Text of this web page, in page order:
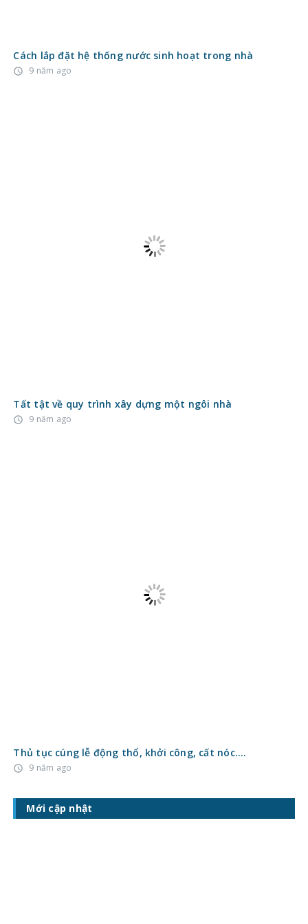
Cách lắp đặt hệ thống nước sinh hoạt trong nhà
access_time 9 năm ago
Tất tật về quy trình xây dựng một ngôi nhà
access_time 9 năm ago
Thủ tục cúng lễ động thổ, khởi công, cất nóc….
access_time 9 năm ago
Mới cập nhật